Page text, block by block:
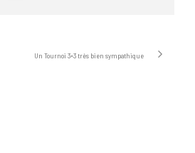
Un Tournoi 3×3 très bien sympathique